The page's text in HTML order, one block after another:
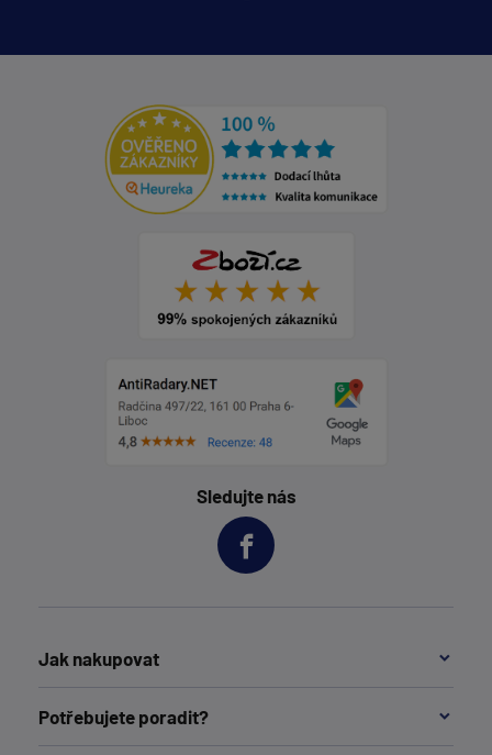
Sledujte nás
Jak nakupovat
Potřebujete poradit?